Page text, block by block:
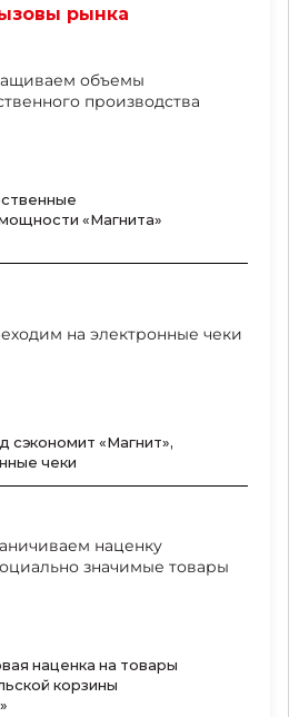
рынка
объемы
производства
«Магнита»
на электронные чеки
сэкономит «Магнит»,
чеки
наценку
значимые товары
наценка на товары
корзины